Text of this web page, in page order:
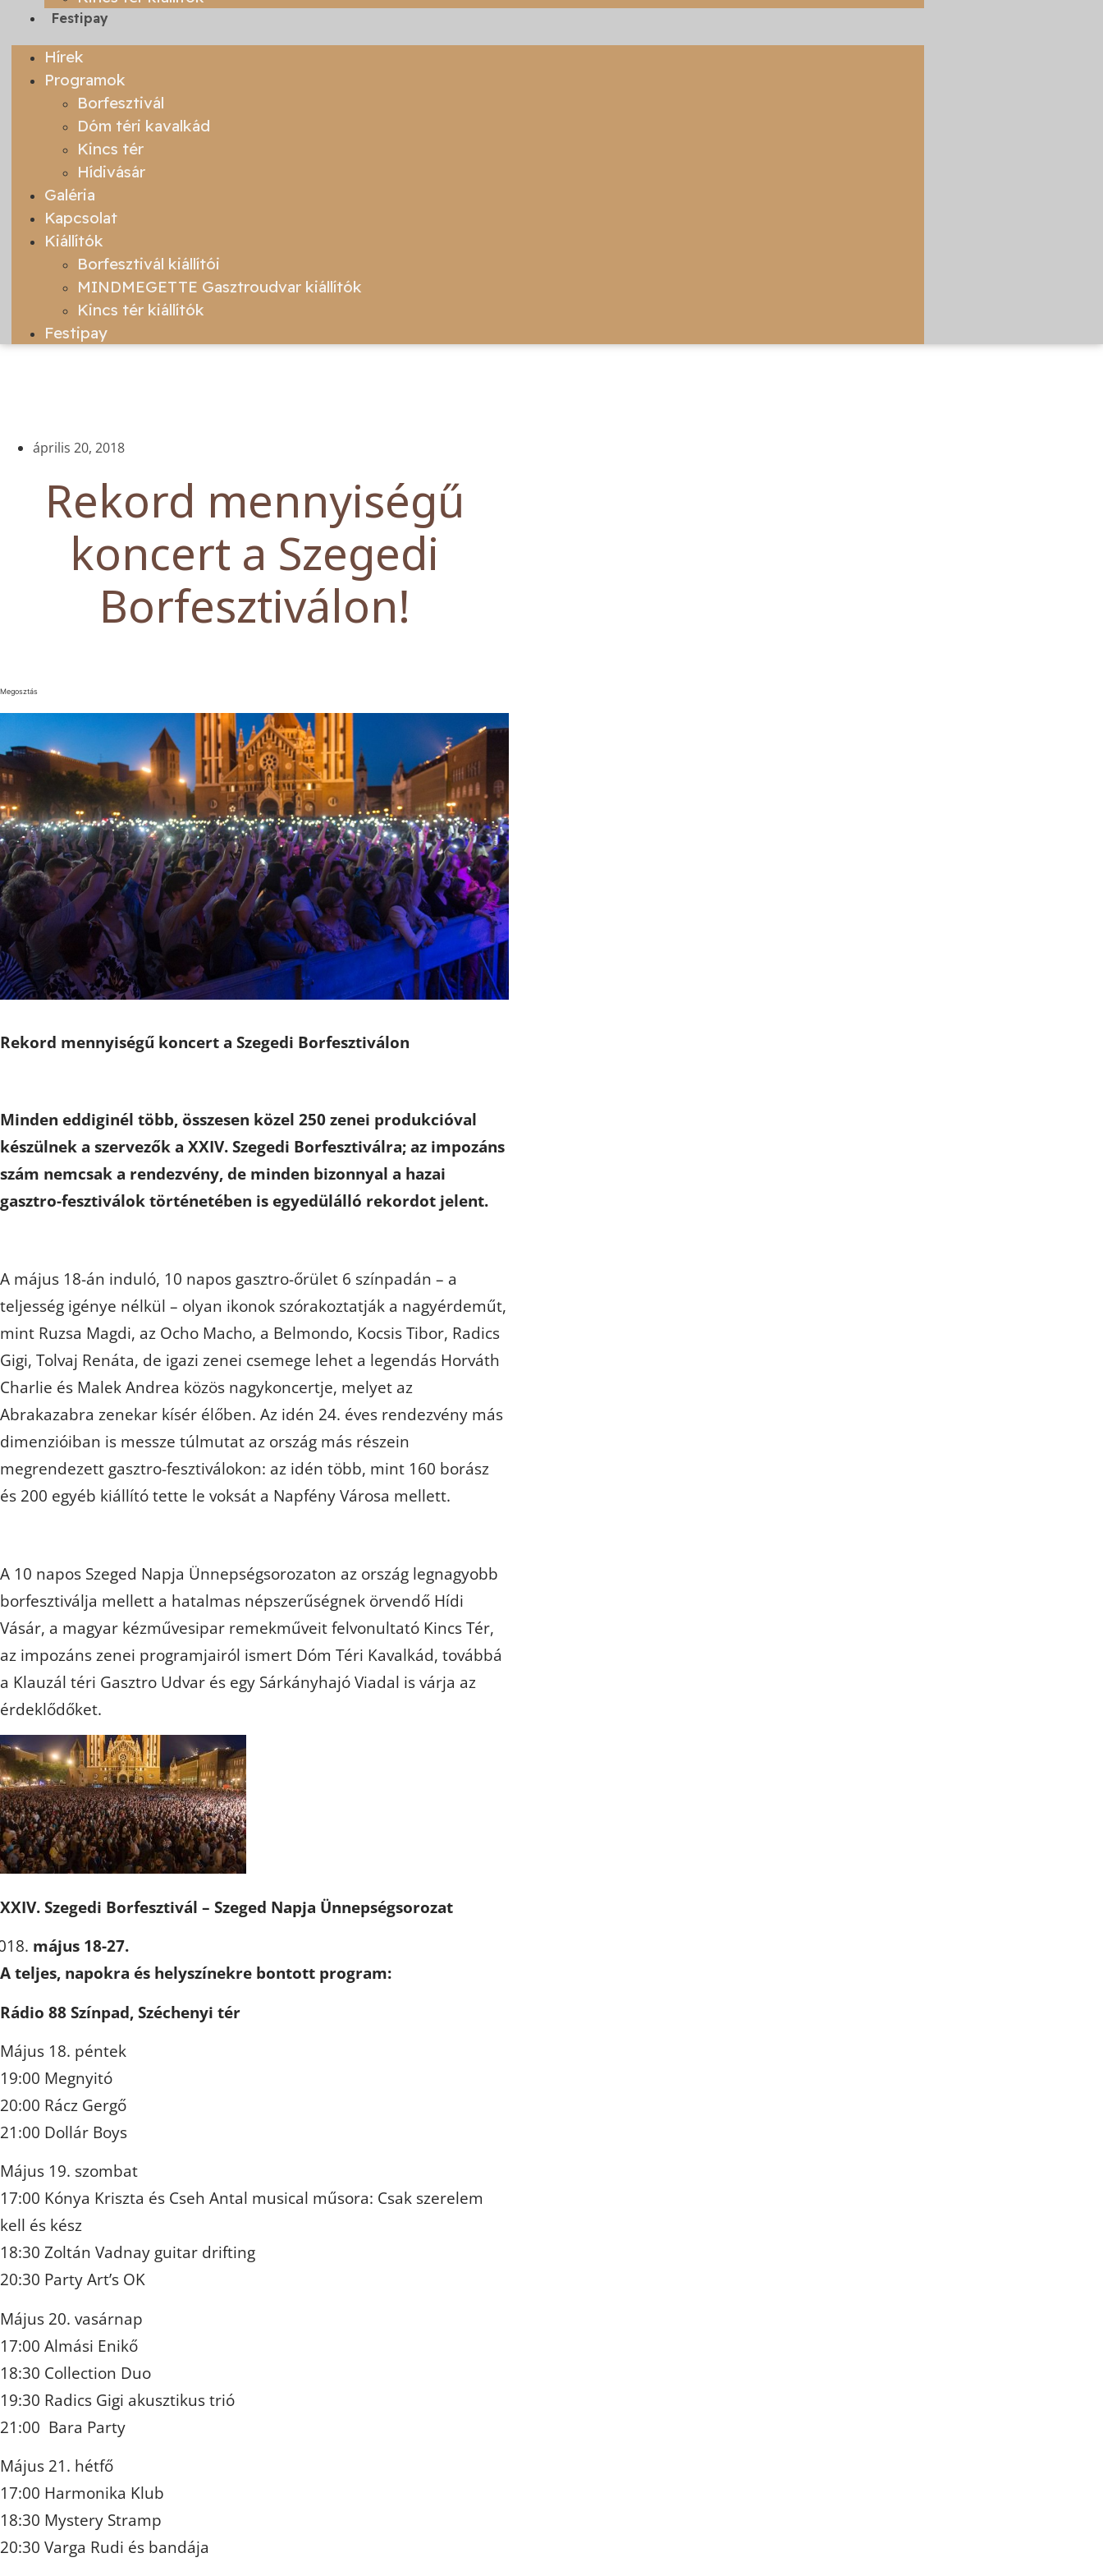
Festipay
Hírek
Programok
Borfesztivál
Dóm téri kavalkád
Kincs tér
Hídivásár
Galéria
Kapcsolat
Kiállítók
Borfesztivál kiállítói
MINDMEGETTE Gasztroudvar kiállítók
Kincs tér kiállítók
Festipay
április 20, 2018
Rekord mennyiségű
koncert a Szegedi
Borfesztiválon!
Megosztás
Rekord mennyiségű koncert a Szegedi Borfesztiválon
Minden eddiginél több, összesen közel 250 zenei produkcióval
készülnek a szervezők a XXIV. Szegedi Borfesztiválra; az impozáns
szám nemcsak a rendezvény, de minden bizonnyal a hazai
gasztro-fesztiválok történetében is egyedülálló rekordot jelent.
A május 18-án induló, 10 napos gasztro-őrület 6 színpadán – a
teljesség igénye nélkül – olyan ikonok szórakoztatják a nagyérdeműt,
mint Ruzsa Magdi, az Ocho Macho, a Belmondo, Kocsis Tibor, Radics
Gigi, Tolvaj Renáta, de igazi zenei csemege lehet a legendás Horváth
Charlie és Malek Andrea közös nagykoncertje, melyet az
Abrakazabra zenekar kísér élőben. Az idén 24. éves rendezvény más
dimenzióiban is messze túlmutat az ország más részein
megrendezett gasztro-fesztiválokon: az idén több, mint 160 borász
és 200 egyéb kiállító tette le voksát a Napfény Városa mellett.
A 10 napos Szeged Napja Ünnepségsorozaton az ország legnagyobb
borfesztiválja mellett a hatalmas népszerűségnek örvendő Hídi
Vásár, a magyar kézművesipar remekműveit felvonultató Kincs Tér,
az impozáns zenei programjairól ismert Dóm Téri Kavalkád, továbbá
a Klauzál téri Gasztro Udvar és egy Sárkányhajó Viadal is várja az
érdeklődőket.
XXIV. Szegedi Borfesztivál – Szeged Napja Ünnepségsorozat
május 18-27.
A teljes, napokra és helyszínekre bontott program:
Rádio 88 Színpad, Széchenyi tér
Május 18. péntek
19:00 Megnyitó
20:00 Rácz Gergő
21:00 Dollár Boys
Május 19. szombat
17:00 Kónya Kriszta és Cseh Antal musical műsora: Csak szerelem
kell és kész
18:30 Zoltán Vadnay guitar drifting
20:30 Party Art’s OK
Május 20. vasárnap
17:00 Almási Enikő
18:30 Collection Duo
19:30 Radics Gigi akusztikus trió
21:00 Bara Party
Május 21. hétfő
17:00 Harmonika Klub
18:30 Mystery Stramp
20:30 Varga Rudi és bandája